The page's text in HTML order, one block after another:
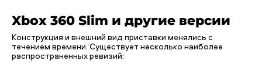
Xbox 360 Slim и другие версии
Конструкция и внешний вид приставки менялись с
течением времени. Существует несколько наиболее
распространенных ревизий: